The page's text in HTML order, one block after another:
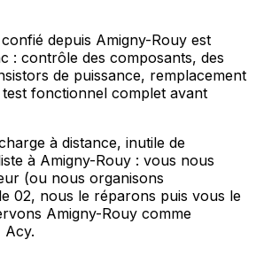
depuis Amigny-Rouy est
: contrôle des composants, des
de puissance, remplacement
fonctionnel complet avant
à distance, inutile de
à Amigny-Rouy : vous nous
(ou nous organisons
02, nous le réparons puis vous le
Amigny-Rouy comme
Acy.